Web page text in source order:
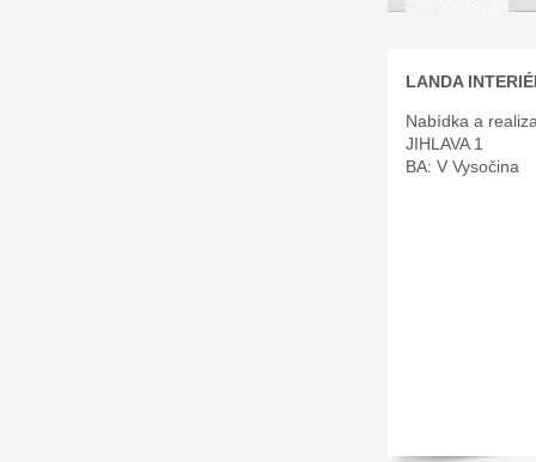
LANDA
Nabídka a
JIHLAVA 1
BA: V Vysočina